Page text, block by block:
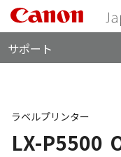
サポート
LX-P5500
ラベルプリンター